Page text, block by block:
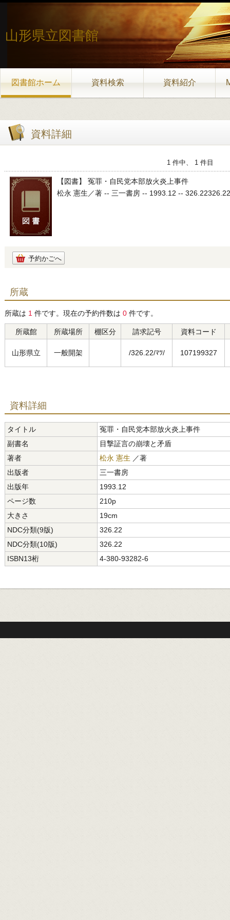
山形県立図書館
図書館ホーム 資料検索 資料紹介
資料詳細
1 件中、 1 件目
【図書】 冤罪・自民党本部放火炎上事件
松永 憲生／著 -- 三一書房 -- 1993.12 --
予約かごへ
所蔵
所蔵は 1 件です。現在の予約件数は 0 件です。
所蔵館 所蔵場所 棚区分 請求記号 資料コード
山形県立 一般開架 /326.22/ﾏﾂ/ 107199327
資料詳細
タイトル
冤罪・自民党本部放火炎上事件
副書名
目撃証言の崩壊と矛盾
著者
松永 憲生 ／著
出版者
三一書房
出版年
1993.12
ページ数
210p
大きさ
19cm
NDC分類(9版)
326.22
NDC分類(10版)
326.22
ISBN13桁
4-380-93282-6